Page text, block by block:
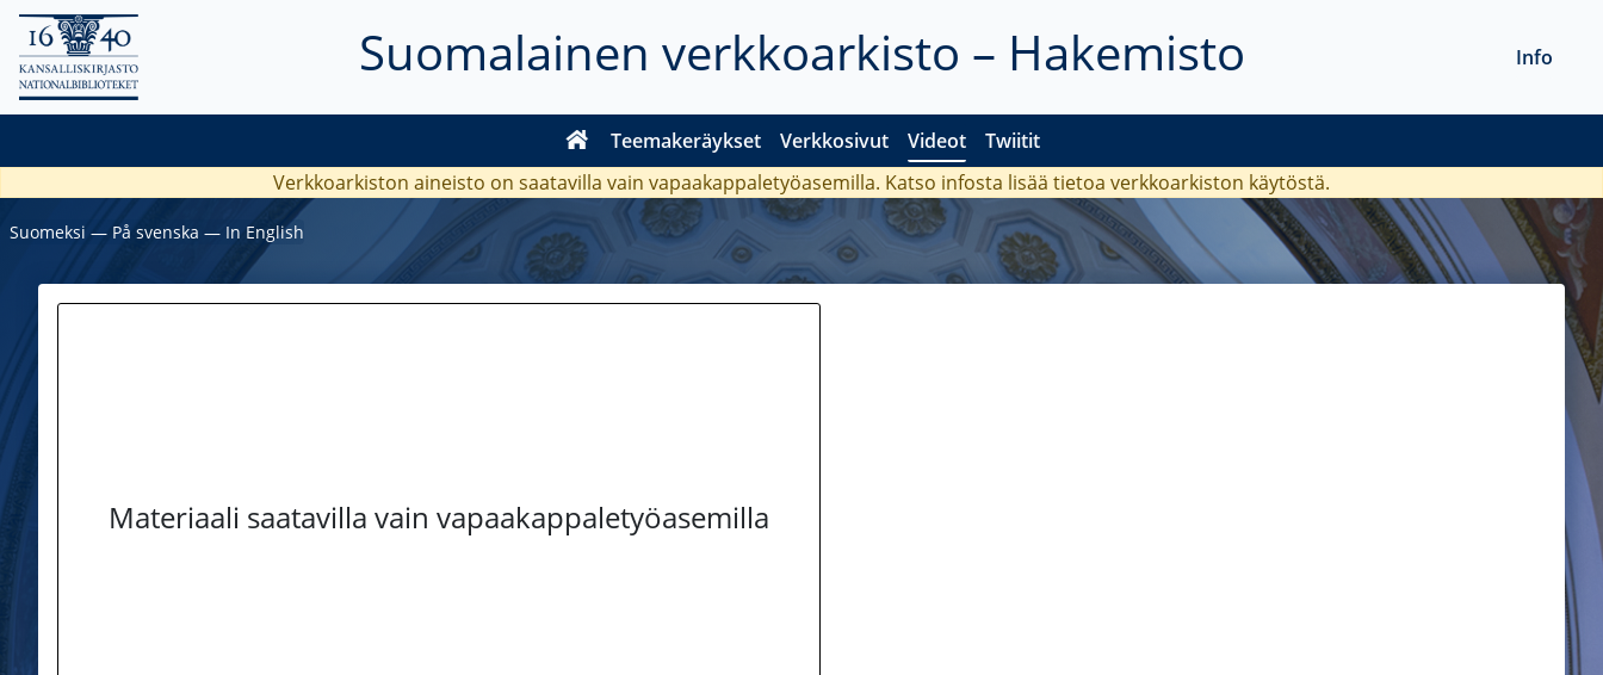
Suomalainen verkkoarkisto – Hakemisto
Teemakeräykset Verkkosivut Videot Twiitit
Info
Verkkoarkiston aineisto on saatavilla vain vapaakappaletyöasemilla. Katso infosta lisää tietoa verkkoarkiston käytöstä.
Suomeksi ― På svenska ― In English
Materiaali saatavilla vain vapaakappaletyöasemilla